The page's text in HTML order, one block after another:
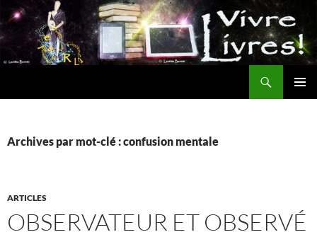
Aller
au
contenu
Archives par mot-clé : confusion mentale
ARTICLES
OBSERVATEUR ET OBSERVÉ